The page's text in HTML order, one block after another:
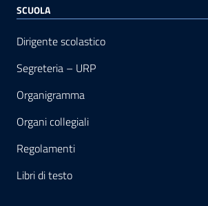
SCUOLA
Dirigente scolastico
Segreteria – URP
Organigramma
Organi collegiali
Regolamenti
Libri di testo